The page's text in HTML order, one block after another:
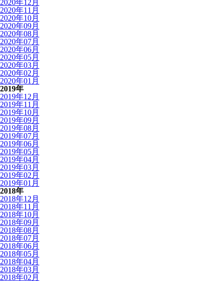
2020年12月
2020年11月
2020年10月
2020年09月
2020年08月
2020年07月
2020年06月
2020年05月
2020年03月
2020年02月
2020年01月
2019年
2019年12月
2019年11月
2019年10月
2019年09月
2019年08月
2019年07月
2019年06月
2019年05月
2019年04月
2019年03月
2019年02月
2019年01月
2018年
2018年12月
2018年11月
2018年10月
2018年09月
2018年08月
2018年07月
2018年06月
2018年05月
2018年04月
2018年03月
2018年02月